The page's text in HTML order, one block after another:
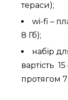
тераси);
wi-fi –
8 Гб);
набір
вартість
протягом 7